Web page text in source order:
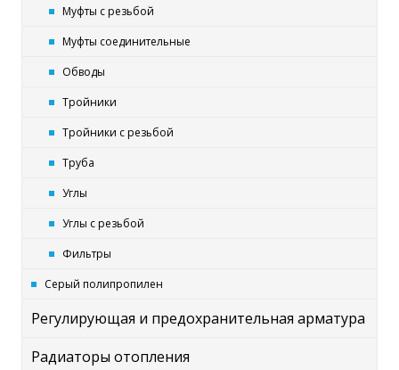
Муфты с резьбой
Муфты соединительные
Обводы
Тройники
Тройники с резьбой
Труба
Углы
Углы с резьбой
Фильтры
Серый полипропилен
Регулирующая и предохранительная арматура
Радиаторы отопления